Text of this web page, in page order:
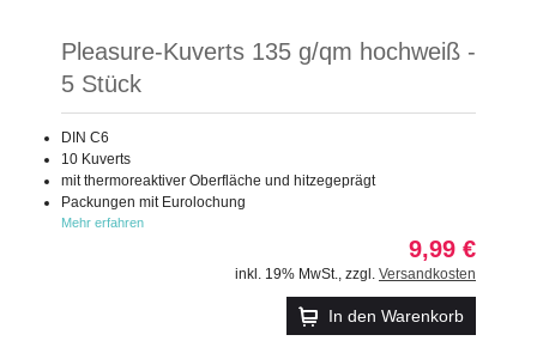
Pleasure-Kuverts 135 g/qm hochweiß -
5 Stück
DIN C6
10 Kuverts
mit thermoreaktiver Oberfläche und hitzegeprägt
Packungen mit Eurolochung
Mehr erfahren
9,99 €
inkl. 19% MwSt. zzgl. Versandkosten
In den Warenkorb